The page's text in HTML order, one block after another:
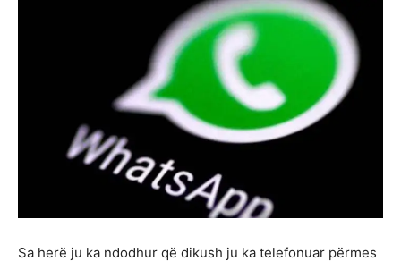
Sa herë ju ka ndodhur që dikush ju ka telefonuar përmes